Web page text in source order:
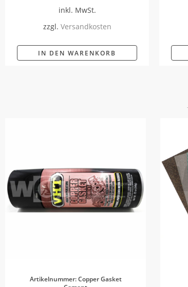
inkl. MwSt.
zzgl. Versandkosten
IN DEN WARENKORB
Artikelnummer: Copper Gasket